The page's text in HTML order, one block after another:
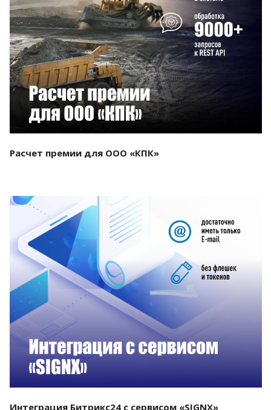
Смотреть проект
Расчет премии для ООО «КПК»
Смотреть проект
Интеграция Битрикс24 с сервисом «SIGNX»